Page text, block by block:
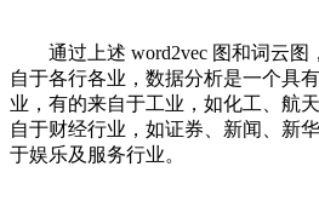
通过上述 word2vec 图和词云
自于各行各业，数据分析是一个具
业，有的来自于工业，如化工、航
自于财经行业，如证券、新闻、新
于娱乐及服务行业。